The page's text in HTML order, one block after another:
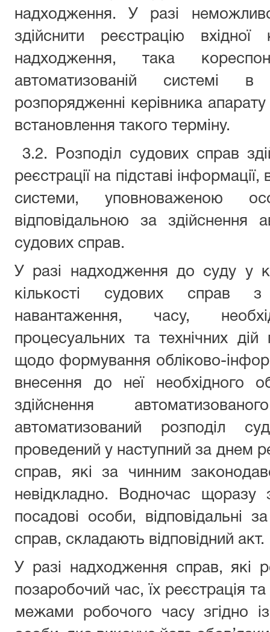
надходження. У разі
здійснити реєстрацію
надходження, така
автоматизованій системі
розпорядженні керівника
встановлення такого терміну.
3.2. Розподіл судових справ
реєстрації на підставі
системи, уповноваженою
відповідальною за здійснення
судових справ.
У разі надходження до суду у
кількості судових справ з
навантаження, часу,
процесуальних та технічних
щодо формування обліково-
внесення до неї необхідного
здійснення
автоматизований розподіл
проведений у наступний за днем
справ, які за чинним
невідкладно. Водночас щоразу
посадові особи, відповідальні
справ, складають відповідний акт.
У разі надходження справ, які
позаробочий час, їх реєстрація
межами робочого часу згідно